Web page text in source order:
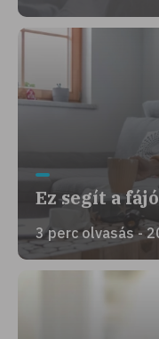
Ez segít a
3 perc olvasás -